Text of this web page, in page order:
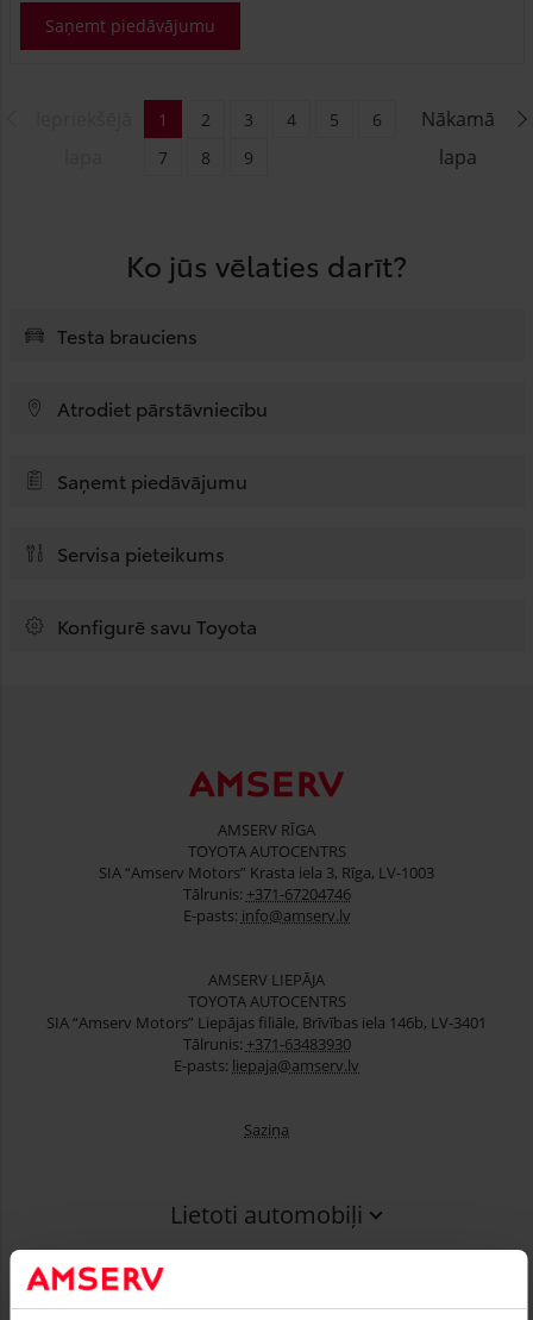
Saņemt piedāvājumu
Nākamā
lapa
1 2 3 4 5
6
7
8 9
Ko jūs vēlaties darīt?
Testa brauciens
Atrodiet pārstāvniecību
Saņemt piedāvājumu
Servisa pieteikums
Konfigurē savu Toyota
AMSERV RĪGA
TOYOTA AUTOCENTRS
SIA “Amserv Motors” Krasta iela 3, Rīga, LV-1003
Tālrunis: +371-67204746
E-pasts: info@amserv.lv
AMSERV LIEPĀJA
TOYOTA AUTOCENTRS
SIA “Amserv Motors” Liepājas filiāle, Brīvības iela 146b, LV-3401
Tālrunis: +371-63483930
E-pasts: liepaja@amserv.lv
Saziņa
Lietoti automobiļi
Serviss